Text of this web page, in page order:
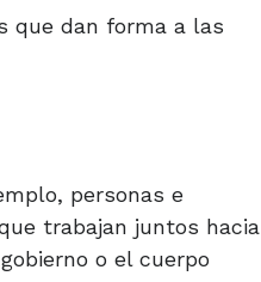
que dan forma a las
personas e
trabajan juntos hacia
o el cuerpo